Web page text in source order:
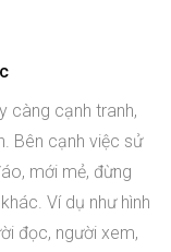
càng cạnh tranh,
Bên cạnh việc sử
mới mẻ, đừng
Ví dụ như hình
đọc, người xem,